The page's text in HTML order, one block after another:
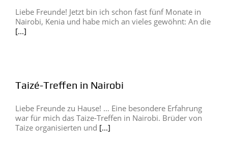
Liebe Freunde! Jetzt bin ich schon fast fünf Monate in
Nairobi, Kenia und habe mich an vieles gewöhnt: An die
[...]
Taizé-Treffen in Nairobi
Liebe Freunde zu Hause! … Eine besondere Erfahrung
war für mich das Taize-Treffen in Nairobi. Brüder von
Taize organisierten und [...]